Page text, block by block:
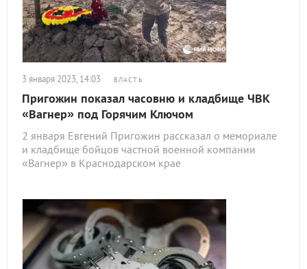
3 января 2023, 14:03 ВЛАСТЬ
Пригожин показал часовню и кладбище ЧВК
«Вагнер» под Горячим Ключом
2 января Евгений Пригожин рассказал о мемориале
и кладбище бойцов частной военной компании
«Вагнер» в Краснодарском крае